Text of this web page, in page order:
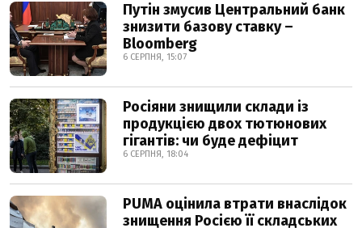
Путін змусив Центральний банк
знизити базову ставку –
Bloomberg
6 СЕРПНЯ, 15:07
Росіяни знищили склади із
продукцією двох тютюнових
гігантів: чи буде дефіцит
6 СЕРПНЯ, 18:04
PUMA оцінила втрати внаслідок
знищення Росією її складських